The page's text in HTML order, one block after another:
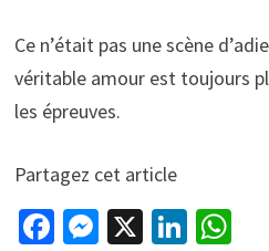
Ce n’était pas une scène
véritable amour est toujours
les épreuves.
Partagez cet article
Fa M X Li W